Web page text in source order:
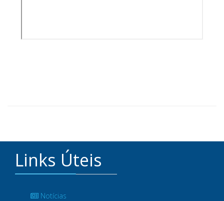
Links Úteis
Notícias